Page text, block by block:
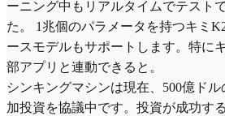
ーニング中もリアルタイムでテスト
た。 1兆個のパラメータを持つキミ
ースモデルもサポートします。特に
部アプリと連動できると。
シンキングマシンは現在、500億ド
加投資を協議中です。投資が成功す